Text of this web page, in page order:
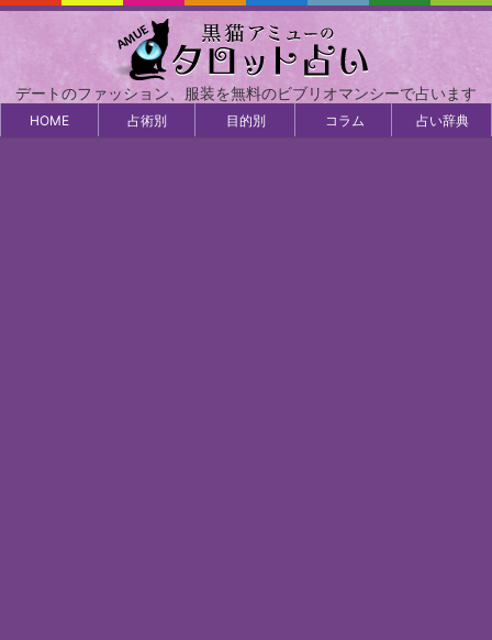
デートのファッション、服装を無料のビブリオマンシーで占います
HOME 占術別 目的別 コラム 占い辞典